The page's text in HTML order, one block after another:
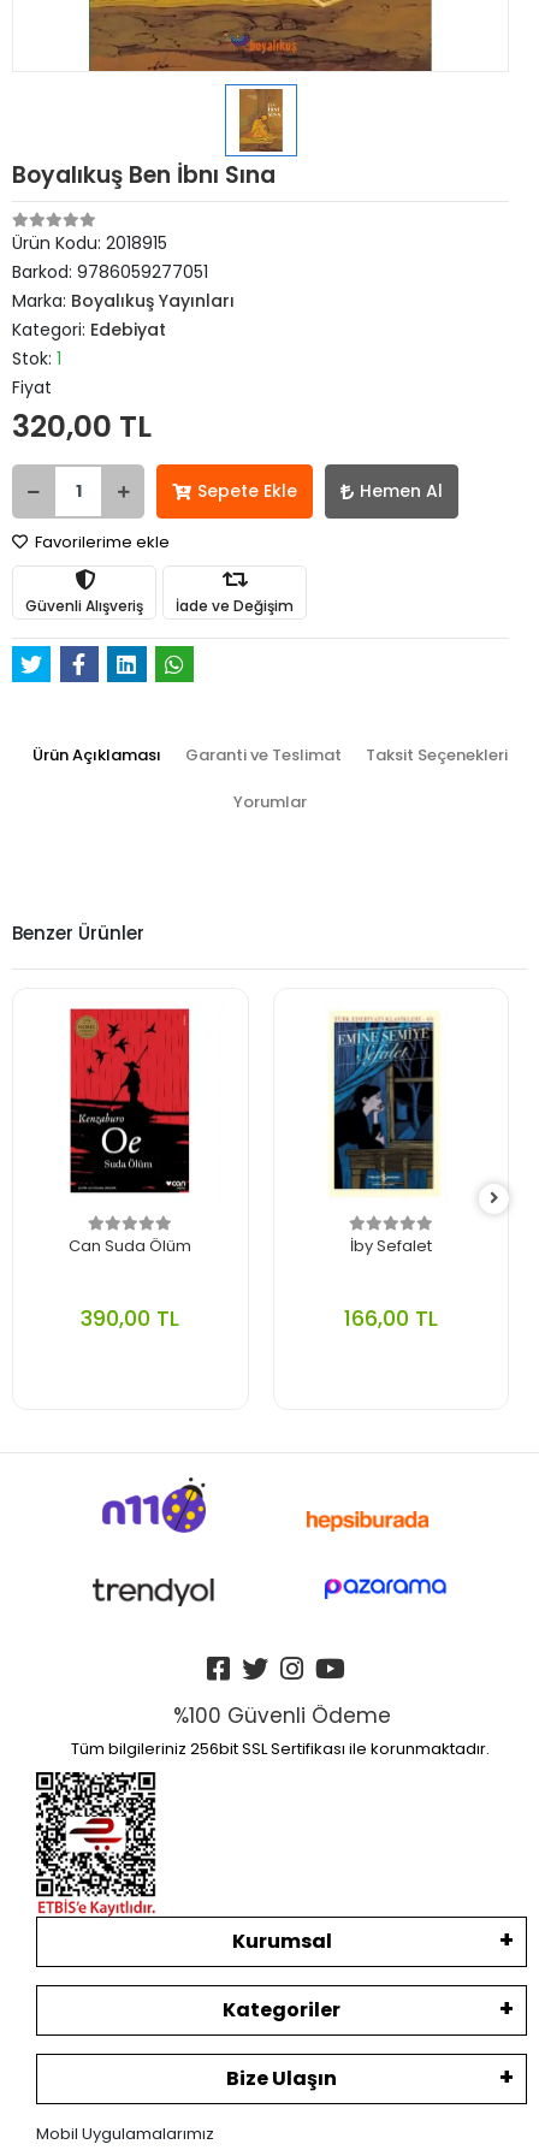
Boyalıkuş Ben İbnı Sına
Ürün Kodu: 2018915
Barkod: 9786059277051
Marka: Boyalıkuş Yayınları
Kategori: Edebiyat
Stok: 1
Fiyat
320,00 TL
Sepete Ekle Hemen Al
Favorilerime ekle
Güvenli Alışveriş İade ve Değişim
Ürün Açıklaması Garanti ve Teslimat Taksit Seçenekleri
Yorumlar
Benzer Ürünler
Can Suda Ölüm
390,00 TL
İby Sefalet
166,00 TL
%100 Güvenli Ödeme
Tüm bilgileriniz 256bit SSL Sertifikası ile korunmaktadır.
Kurumsal
Kategoriler
Bize Ulaşın
Mobil Uygulamalarımız